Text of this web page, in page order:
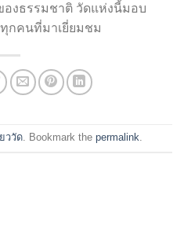
องธรรมชาติ วัดแห่งนี้มอบ
กคนที่มาเยี่ยมชม
ววัด. Bookmark the permalink.